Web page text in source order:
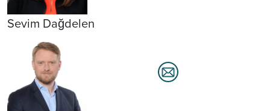
Sevim Dağdelen